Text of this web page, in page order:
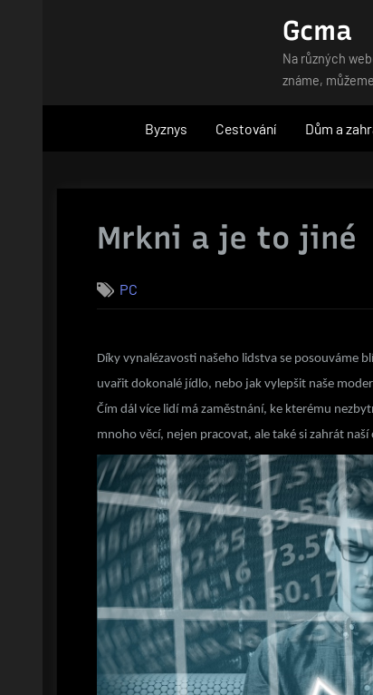
Gcma
Na různých
známe,
Byznys Cestování Dům a
Mrkni a je to jiné
PC
Díky vynalézavosti našeho lidstva se posouváme
uvařit dokonalé jídlo, nebo jak vylepšit naše
Čím dál více lidí má zaměstnání, ke kterému
mnoho věcí, nejen pracovat, ale také si zahrát